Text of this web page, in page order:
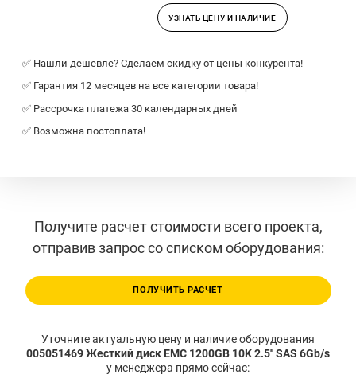
УЗНАТЬ ЦЕНУ И НАЛИЧИЕ
✅ Нашли дешевле? Сделаем скидку от цены конкурента!
✅ Гарантия 12 месяцев на все категории товара!
✅ Рассрочка платежа 30 календарных дней
✅ Возможна постоплата!
Получите расчет стоимости всего проекта,
отправив запрос со списком оборудования:
ПОЛУЧИТЬ РАСЧЕТ
Уточните актуальную цену и наличие оборудования
005051469 Жесткий диск EMC 1200GB 10K 2.5'' SAS 6Gb/s
у менеджера прямо сейчас: